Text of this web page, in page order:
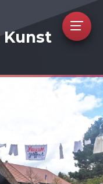
Kunst